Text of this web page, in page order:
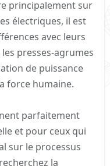
principalement sur
électriques, il est
avec leurs
presses-agrumes
de puissance
force humaine.
parfaitement
et pour ceux qui
sur le processus
la